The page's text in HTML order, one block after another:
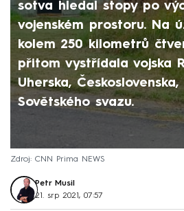
sotva hledal stopy po
vojenském prostoru. Na
kolem 250 kilometrů
přitom vystřídala vojska
Uherska,
Sovětského svazu.
Zdroj: CNN Prima NEWS
Petr Musil
21. srp 2021, 07:57